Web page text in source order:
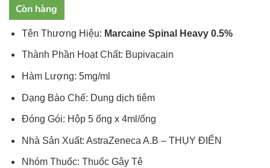
Còn hàng
Tên Thương Hiệu: Marcaine Spinal Heavy 0.5%
Thành Phần Hoạt Chất: Bupivacain
Hàm Lượng: 5mg/ml
Dạng Bào Chế: Dung dịch tiêm
Đóng Gói: Hộp 5 ống x 4ml/ống
Nhà Sản Xuất: AstraZeneca A.B – THỤY ĐIỂN
Nhóm Thuốc: Thuốc Gây Tê